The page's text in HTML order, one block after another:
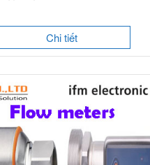
Chi tiết